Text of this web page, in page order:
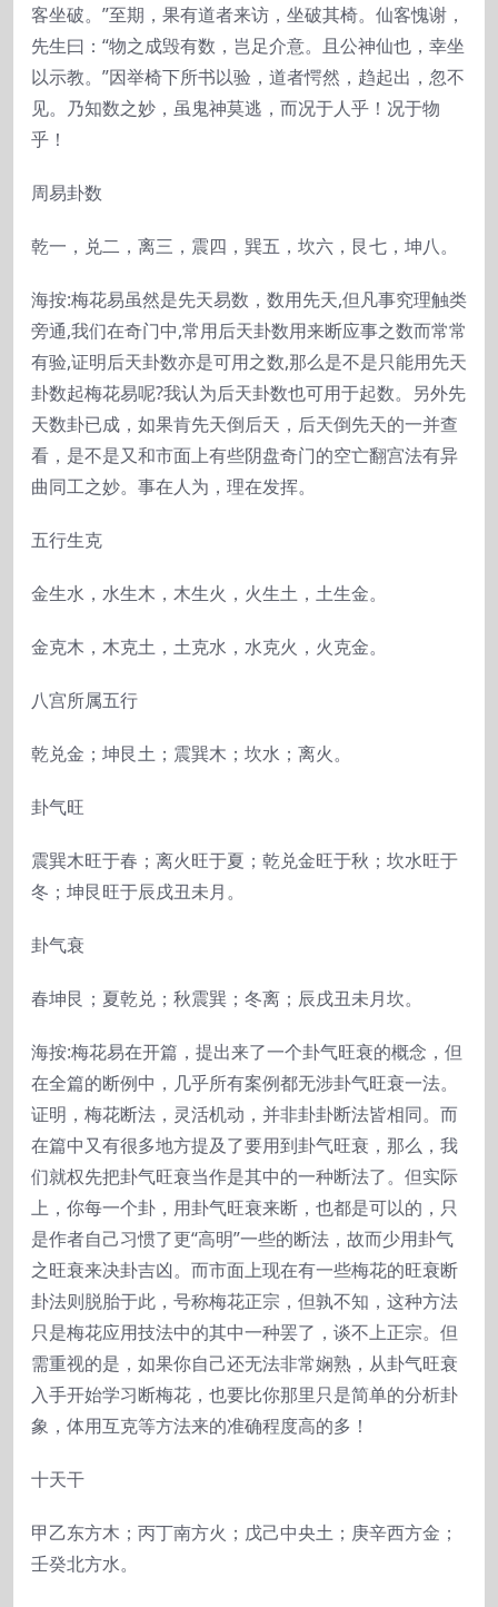
客坐破。”至期，果有道者来访，坐破其椅。仙客愧谢，
先生曰：“物之成毁有数，岂足介意。且公神仙也，幸坐
以示教。”因举椅下所书以验，道者愕然，趋起出，忽不
见。乃知数之妙，虽鬼神莫逃，而况于人乎！况于物
乎！
周易卦数
乾一，兑二，离三，震四，巽五，坎六，艮七，坤八。
海按:梅花易虽然是先天易数，数用先天,但凡事究理触类
旁通,我们在奇门中,常用后天卦数用来断应事之数而常常
有验,证明后天卦数亦是可用之数,那么是不是只能用先天
卦数起梅花易呢?我认为后天卦数也可用于起数。另外先
天数卦已成，如果肯先天倒后天，后天倒先天的一并查
看，是不是又和市面上有些阴盘奇门的空亡翻宫法有异
曲同工之妙。事在人为，理在发挥。
五行生克
金生水，水生木，木生火，火生土，土生金。
金克木，木克土，土克水，水克火，火克金。
八宫所属五行
乾兑金；坤艮土；震巽木；坎水；离火。
卦气旺
震巽木旺于春；离火旺于夏；乾兑金旺于秋；坎水旺于
冬；坤艮旺于辰戌丑未月。
卦气衰
春坤艮；夏乾兑；秋震巽；冬离；辰戌丑未月坎。
海按:梅花易在开篇，提出来了一个卦气旺衰的概念，但
在全篇的断例中，几乎所有案例都无涉卦气旺衰一法。
证明，梅花断法，灵活机动，并非卦卦断法皆相同。而
在篇中又有很多地方提及了要用到卦气旺衰，那么，我
们就权先把卦气旺衰当作是其中的一种断法了。但实际
上，你每一个卦，用卦气旺衰来断，也都是可以的，只
是作者自己习惯了更“高明”一些的断法，故而少用卦气
之旺衰来决卦吉凶。而市面上现在有一些梅花的旺衰断
卦法则脱胎于此，号称梅花正宗，但孰不知，这种方法
只是梅花应用技法中的其中一种罢了，谈不上正宗。但
需重视的是，如果你自己还无法非常娴熟，从卦气旺衰
入手开始学习断梅花，也要比你那里只是简单的分析卦
象，体用互克等方法来的准确程度高的多！
十天干
甲乙东方木；丙丁南方火；戊己中央土；庚辛西方金；
壬癸北方水。